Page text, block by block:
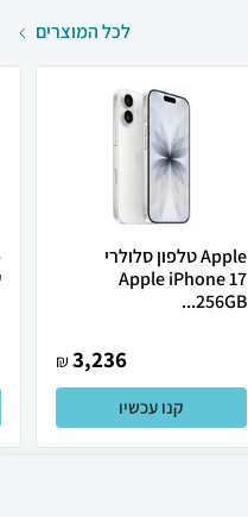
לכל המוצרים
Apple טלפון סלולרי
Apple iPhone 17
256GB...
3,236
₪
קנו עכשיו